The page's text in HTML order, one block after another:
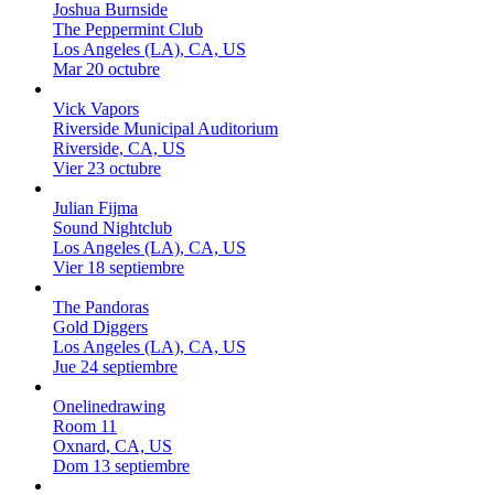
Joshua Burnside
The Peppermint Club
Los Angeles (LA), CA, US
Mar 20 octubre
Vick Vapors
Riverside Municipal Auditorium
Riverside, CA, US
Vier 23 octubre
Julian Fijma
Sound Nightclub
Los Angeles (LA), CA, US
Vier 18 septiembre
The Pandoras
Gold Diggers
Los Angeles (LA), CA, US
Jue 24 septiembre
Onelinedrawing
Room 11
Oxnard, CA, US
Dom 13 septiembre